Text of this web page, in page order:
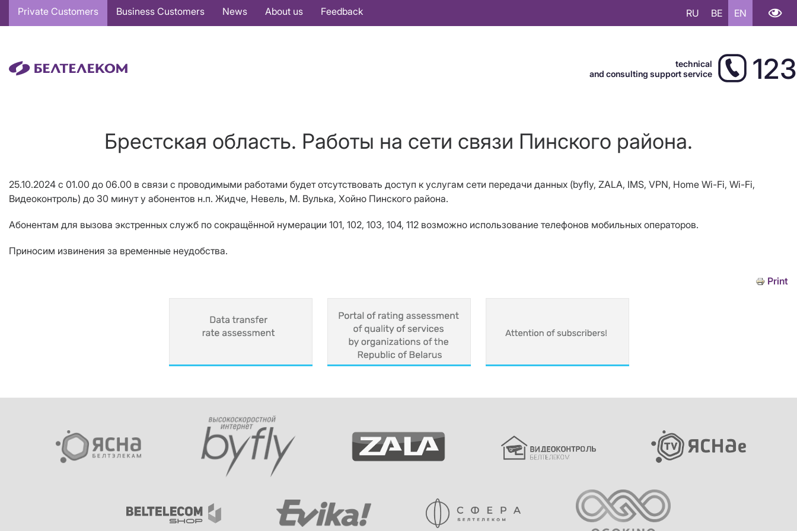
Основная
навигация
Private Customers Business Customers News About us Feedback RU BE EN
technical
and consulting support service
123
Брестская область. Работы на сети связи Пинского района.
25.10.2024 с 01.00 до 06.00 в связи с проводимыми работами будет отсутствовать доступ к услугам сети передачи данных (byfly, ZALA, IMS, VPN, Home Wi-Fi, Wi-Fi,
Видеоконтроль) до 30 минут у абонентов н.п. Жидче, Невель, М. Вулька, Хойно Пинского района.
Абонентам для вызова экстренных служб по сокращённой нумерации 101, 102, 103, 104, 112 возможно использование телефонов мобильных операторов.
Приносим извинения за временные неудобства.
Print